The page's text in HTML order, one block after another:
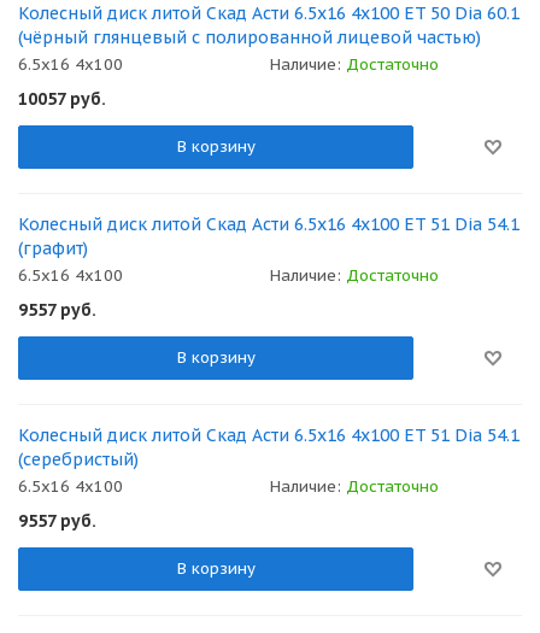
Колесный диск литой Скад Асти 6.5x16 4x100 ET 50 Dia 60.1
(чёрный глянцевый с полированной лицевой частью)
6.5x16 4x100 Наличие: Достаточно
10057руб.
В корзину
Колесный диск литой Скад Асти 6.5x16 4x100 ET 51 Dia 54.1
(графит)
6.5x16 4x100 Наличие: Достаточно
9557руб.
В корзину
Колесный диск литой Скад Асти 6.5x16 4x100 ET 51 Dia 54.1
(серебристый)
6.5x16 4x100 Наличие: Достаточно
9557руб.
В корзину